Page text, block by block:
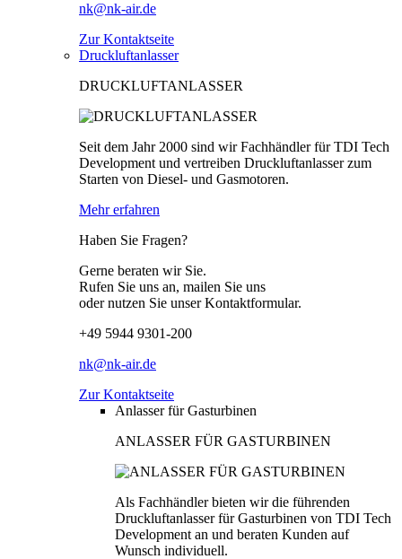
nk@nk-air.de
Zur Kontaktseite
Druckluftanlasser
DRUCKLUFTANLASSER
Seit dem Jahr 2000 sind wir Fachhändler für TDI Tech
Development und vertreiben Druckluftanlasser zum
Starten von Diesel- und Gasmotoren.
Mehr erfahren
Haben Sie Fragen?
Gerne beraten wir Sie.
Rufen Sie uns an, mailen Sie uns
oder nutzen Sie unser Kontaktformular.
+49 5944 9301-200
nk@nk-air.de
Zur Kontaktseite
Anlasser für Gasturbinen
ANLASSER FÜR GASTURBINEN
Als Fachhändler bieten wir die führenden
Druckluftanlasser für Gasturbinen von TDI Tech
Development an und beraten Kunden auf
Wunsch individuell.